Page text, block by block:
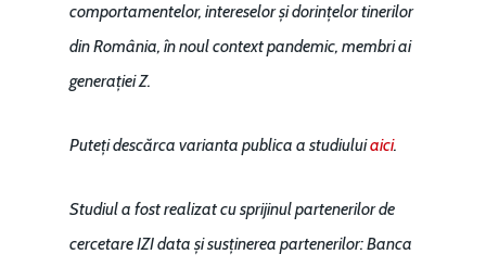
comportamentelor, intereselor și dorințelor tinerilor
din România, în noul context pandemic, membri ai
generației Z.
Puteți descărca varianta publica a studiuluiaici.
Studiul a fost realizat cu sprijinulpartenerilor de
cercetare IZI data și susținerea partenerilor: Banca